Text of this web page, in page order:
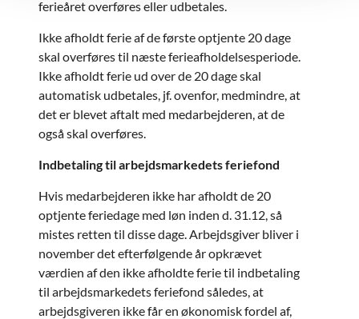
ferieåret overføres eller udbetales.
Ikke afholdt ferie af de første optjente 20 dage
skal overføres til næste ferieafholdelsesperiode.
Ikke afholdt ferie ud over de 20 dage skal
automatisk udbetales, jf. ovenfor, medmindre, at
det er blevet aftalt med medarbejderen, at de
også skal overføres.
Indbetaling til arbejdsmarkedets feriefond
Hvis medarbejderen ikke har afholdt de 20
optjente feriedage med løn inden d. 31.12, så
mistes retten til disse dage. Arbejdsgiver bliver i
november det efterfølgende år opkrævet
værdien af den ikke afholdte ferie til indbetaling
til arbejdsmarkedets feriefond således, at
arbejdsgiveren ikke får en økonomisk fordel af,